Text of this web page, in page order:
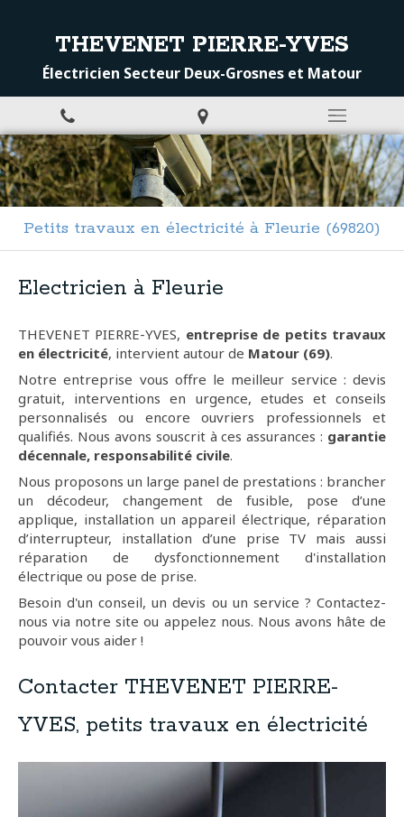
THEVENET PIERRE-YVES
Électricien Secteur Deux-Grosnes et Matour
Petits travaux en électricité à Fleurie (69820)
Electricien à Fleurie
THEVENET PIERRE-YVES, entreprise de petits travaux
en électricité, intervient autour de Matour (69).
Notre entreprise vous offre le meilleur service : devis
gratuit, interventions en urgence, etudes et conseils
personnalisés ou encore ouvriers professionnels et
qualifiés. Nous avons souscrit à ces assurances : garantie
décennale, responsabilité civile.
Nous proposons un large panel de prestations : brancher
un décodeur, changement de fusible, pose d’une
applique, installation un appareil électrique, réparation
d’interrupteur, installation d’une prise TV mais aussi
réparation de dysfonctionnement d'installation
électrique ou pose de prise.
Besoin d'un conseil, un devis ou un service ? Contactez-
nous via notre site ou appelez nous. Nous avons hâte de
pouvoir vous aider !
Contacter THEVENET PIERRE-
YVES, petits travaux en électricité